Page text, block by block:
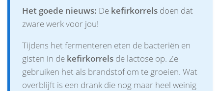
Het goede nieuws: De kefirkorrels doen dat
zware werk voor jou!
Tijdens het fermenteren eten de bacteriën en
gisten in de kefirkorrels de lactose op. Ze
gebruiken het als brandstof om te groeien. Wat
overblijft is een drank die nog maar heel weinig